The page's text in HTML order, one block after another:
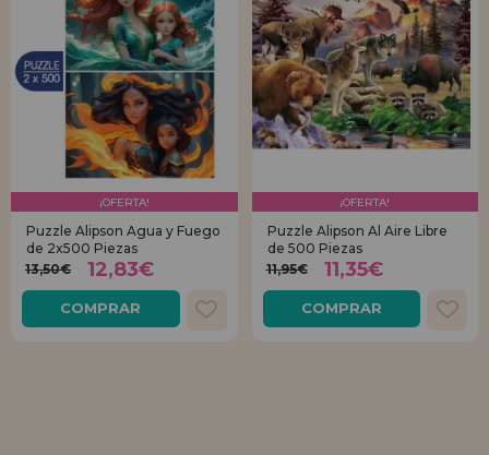
¡OFERTA!
Puzzle Alipson Agua y Fuego
de 2x500 Piezas
13,50€
12,83€
COMPRAR
¡OFERTA!
Puzzle Alipson Al Aire Libre
de 500 Piezas
11,95€
11,35€
COMPRAR